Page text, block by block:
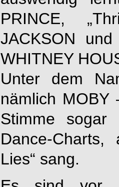
PRINCE,
JACKSON
WHITNEY
Unter dem
nämlich
Stimme
Dance-
Lies“ sang.